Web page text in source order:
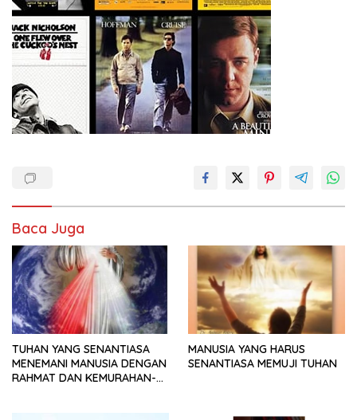
Baca Juga
TUHAN YANG SENANTIASA
MENEMANI MANUSIA DENGAN
RAHMAT DAN KEMURAHAN-
MANUSIA YANG HARUS
SENANTIASA MEMUJI TUHAN